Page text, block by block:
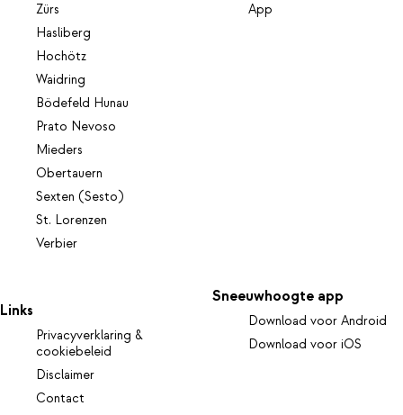
Zürs
Hasliberg
Hochötz
Waidring
Bödefeld Hunau
Prato Nevoso
Mieders
Obertauern
Sexten (Sesto)
St. Lorenzen
Verbier
App
Links
Privacyverklaring &
cookiebeleid
Disclaimer
Contact
Sneeuwhoogte app
Download voor Android
Download voor iOS